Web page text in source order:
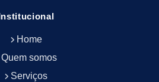
e Controlador de Acesso
e Limpeza
Terceirizados
Home
Quem somos
Serviços